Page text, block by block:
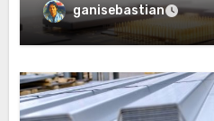
ganisebastian